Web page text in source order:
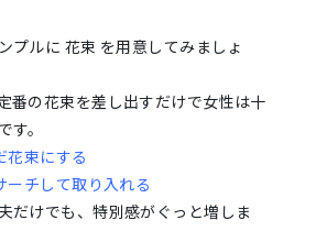
プルに 花束 を用意してみましょ
番の花束を差し出すだけで女性は十
。
花束にする
ーチして取り入れる
だけでも、特別感がぐっと増しま